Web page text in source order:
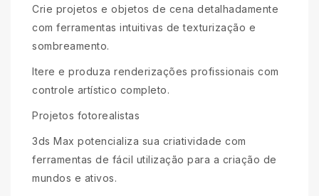
Crie projetos e objetos de cena detalhadamente
com ferramentas intuitivas de texturização e
sombreamento.
Itere e produza renderizações profissionais com
controle artístico completo.
Projetos fotorealistas
3ds Max potencializa sua criatividade com
ferramentas de fácil utilização para a criação de
mundos e ativos.